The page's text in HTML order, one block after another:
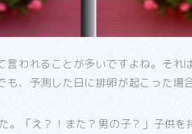
言われることが多いですよね。それ
、予測した日に排卵が起こった場合
。
「え？！また？男の子？」子供